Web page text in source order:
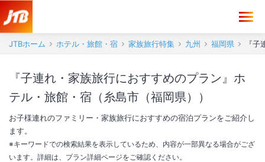
JTBホーム ホテル・旅館・宿 家族旅行特集 九州 福岡県 『
『子連れ・家族旅行におすすめのプラン』ホ
テル・旅館・宿（糸島市（福岡県））
お子様連れのファミリー・家族旅行におすすめの宿泊プランをご紹介し
ます。
※キーワードでの検索結果を表示しているため、内容が一部異なる場合がござ
います。詳細は、プラン詳細ページをご確認ください。